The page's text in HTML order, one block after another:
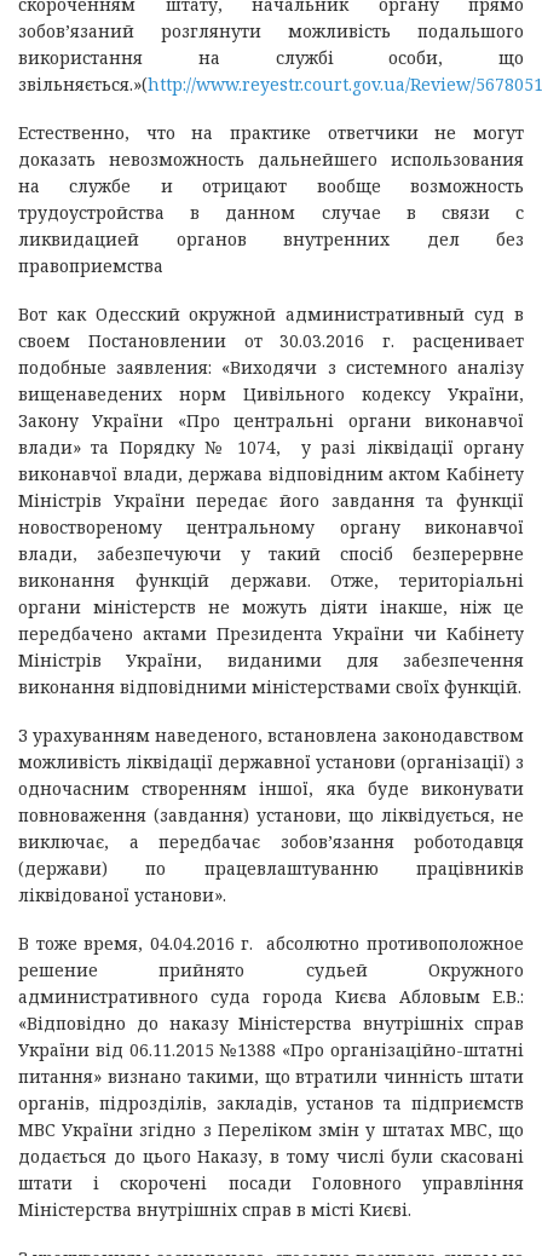
зобов’язаний розглянути можливість подальшого
використання на службі особи, що
звільняється.»(http://www.reyestr.court.gov.ua/Review/
Естественно, что на практике ответчики не могут
доказать невозможность дальнейшего использования
на службе и отрицают вообще возможность
трудоустройства в данном случае в связи с
ликвидацией органов внутренних дел без
правоприемства
Вот как Одесский окружной административный суд в
своем Постановлении от 30.03.2016 г. расценивает
подобные заявления: «Виходячи з системного аналізу
вищенаведених норм Цивільного кодексу України,
Закону України «Про центральні органи виконавчої
влади» та Порядку № 1074, у разі ліквідації органу
виконавчої влади, держава відповідним актом Кабінету
Міністрів України передає його завдання та функції
новоствореному центральному органу виконавчої
влади, забезпечуючи у такий спосіб безперервне
виконання функцій держави. Отже, територіальні
органи міністерств не можуть діяти інакше, ніж це
передбачено актами Президента України чи Кабінету
Міністрів України, виданими для забезпечення
виконання відповідними міністерствами своїх функцій.
З урахуванням наведеного, встановлена законодавством
можливість ліквідації державної установи (організації) з
одночасним створенням іншої, яка буде виконувати
повноваження (завдання) установи, що ліквідується, не
виключає, а передбачає зобов’язання роботодавця
(держави) по працевлаштуванню працівників
ліквідованої установи».
В тоже время, 04.04.2016 г. абсолютно противоположное
решение прийнято судьей Окружного
административного суда города Києва Абловым Е.В.:
«Відповідно до наказу Міністерства внутрішніх справ
України від 06.11.2015 №1388 «Про організаційно-штатні
питання» визнано такими, що втратили чинність штати
органів, підрозділів, закладів, установ та підприємств
МВС України згідно з Переліком змін у штатах МВС, що
додається до цього Наказу, в тому числі були скасовані
штати і скорочені посади Головного управління
Міністерства внутрішніх справ в місті Києві.